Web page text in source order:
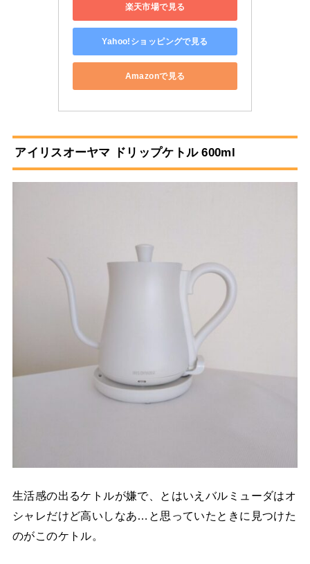
楽天市場で見る
Yahoo!ショッピングで見る
Amazonで見る
アイリスオーヤマ ドリップケトル 600ml
生活感の出るケトルが嫌で、とはいえバルミューダはオ
シャレだけど高いしなあ…と思っていたときに見つけた
のがこのケトル。